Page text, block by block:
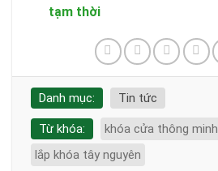
tạm thời
Danh mục: Tin tức
Từ khóa: khóa cửa thông minh
lắp khóa tây nguyên